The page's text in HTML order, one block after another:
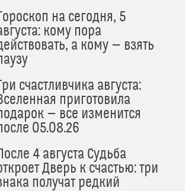
на сегодня, 5
кому пора
а кому — взять
счастливчика августа:
приготовила
— все изменится
05.08.26
4 августа Судьба
Дверь к счастью: три
получат редкий